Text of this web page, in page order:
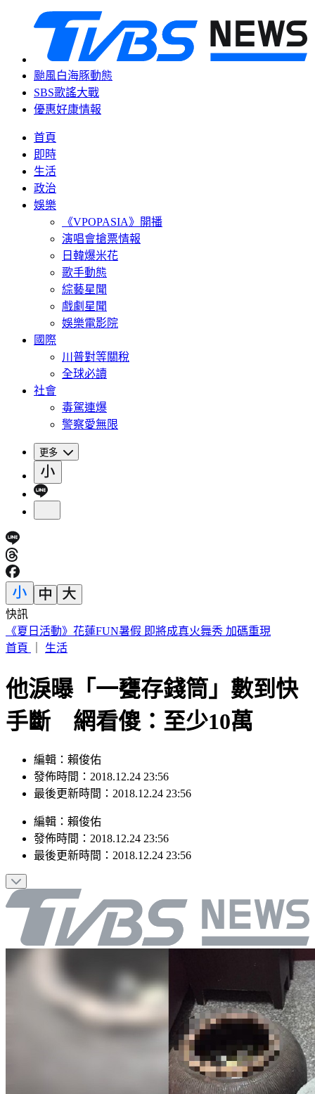
颱風白海豚動態
SBS歌謠大戰
優惠好康情報
首頁
即時
生活
政治
娛樂
《VPOPASIA》開播
演唱會搶票情報
日韓爆米花
歌手動態
綜藝星聞
戲劇星聞
娛樂電影院
國際
川普對等關稅
全球必讀
社會
毒駕連爆
警察愛無限
更多
快訊
中職／兄弟又損大將！2重砲動刀 許基宏、張志豪「整季報
銷」
他淚曝「一甕存錢筒」數到快
手斷 網看傻：至少10萬
編輯：賴俊佑
發佈時間：2018.12.24 23:56
編輯：賴俊佑
發佈時間：2018.12.24 23:56